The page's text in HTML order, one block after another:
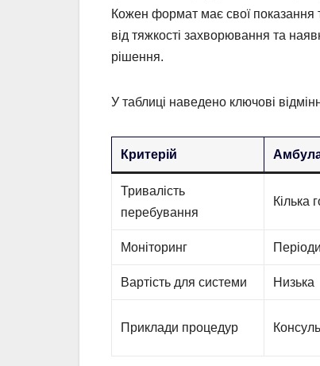
Кожен формат має свої показання
від тяжкості захворювання та
рішення.
У таблиці наведено ключові
Критерій
Тривалість
перебування
Кілька
Моніторинг
Вартість для системи Низька
Приклади процедур